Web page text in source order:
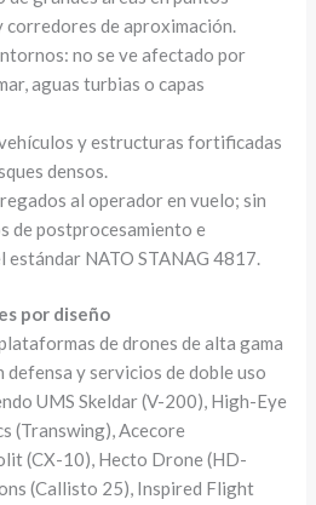
de aproximación.
no se ve afectado por
aguas turbias o capas
y estructuras fortificadas
densos.
al operador en vuelo; sin
de postprocesamiento e
NATO STANAG 4817.
por diseño
de drones de alta gama
y servicios de doble uso
UMS Skeldar (V-200), High-Eye
(Transwing), Acecore
(CX-10), Hecto Drone (HD-
(Callisto 25), Inspired Flight